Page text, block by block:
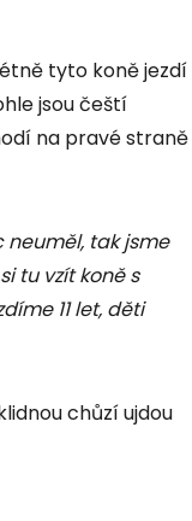
tyto koně jezdí
jsou čeští
na pravé straně
neuměl, tak jsme
tu vzít koně s
11 let, děti
chůzí ujdou